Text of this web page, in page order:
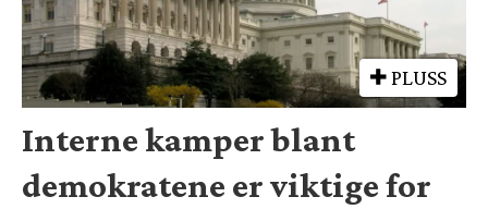
PLUSS
Interne kamper blant
demokratene er viktige for